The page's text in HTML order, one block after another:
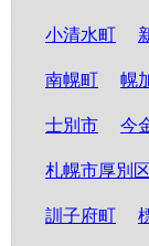
小清水町
南幌町 幌
士別市 今
札幌市厚別区
訓子府町